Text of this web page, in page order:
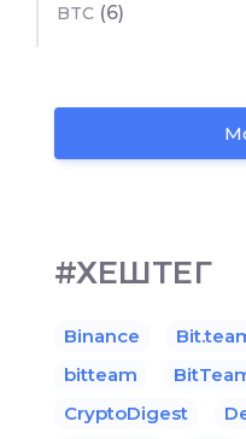
BTC (6)
#ХЕШТЕГ
Binance
bitteam
CryptoDigest